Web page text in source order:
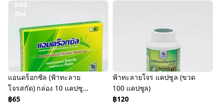
Sold
Out
แอนดร็อกซิล (ฟ้าทะลาย
โจรสกัด) กล่อง 10 แคปซูล
ปรึกษาเภสัชกร
฿65
ฟ้าทะลายโจร แคปซูล (ขวด
100 แคปซูล)
฿120